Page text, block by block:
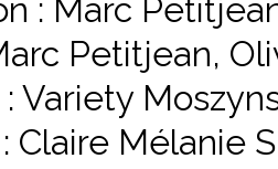
: Marc
Petitjean,
Variety
Claire Mélanie